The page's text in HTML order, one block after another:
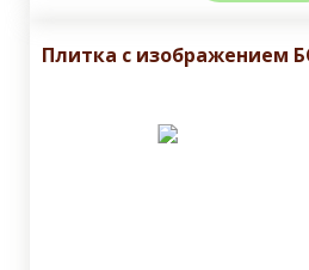
Плитка с изображением